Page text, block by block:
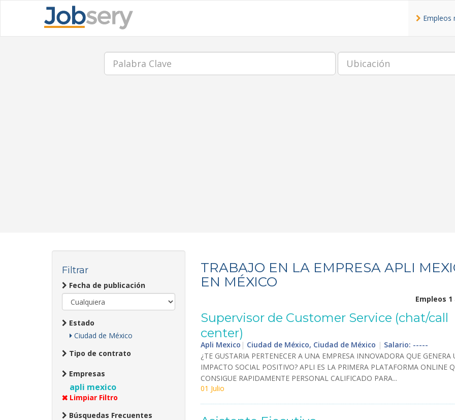
Empleos
Palabra
Clave
Ubicación
Filtrar
Fecha de publicación
Estado
Ciudad de México
Tipo de contrato
Empresas
apli mexico
Limpiar Filtro
Búsquedas Frecuentes
TRABAJO EN LA EMPRESA APLI
EN MÉXICO
Empleos 1
Supervisor de Customer Service (chat/call
center)
Apli Mexico | Ciudad de México, Ciudad de México | Salario: -----
¿TE GUSTARIA PERTENECER A UNA EMPRESA INNOVADORA QUE GENERA
IMPACTO SOCIAL POSITIVO? APLI ES LA PRIMERA PLATAFORMA ONLINE
CONSIGUE RAPIDAMENTE PERSONAL CALIFICADO PARA...
01 Julio